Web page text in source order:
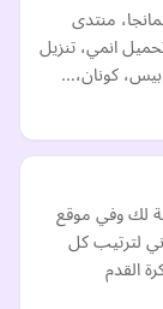
منتدى
انمي، تنزيل
بيس، كونان،…
لك ‏وفي موقع
لترتيب كل
القدم